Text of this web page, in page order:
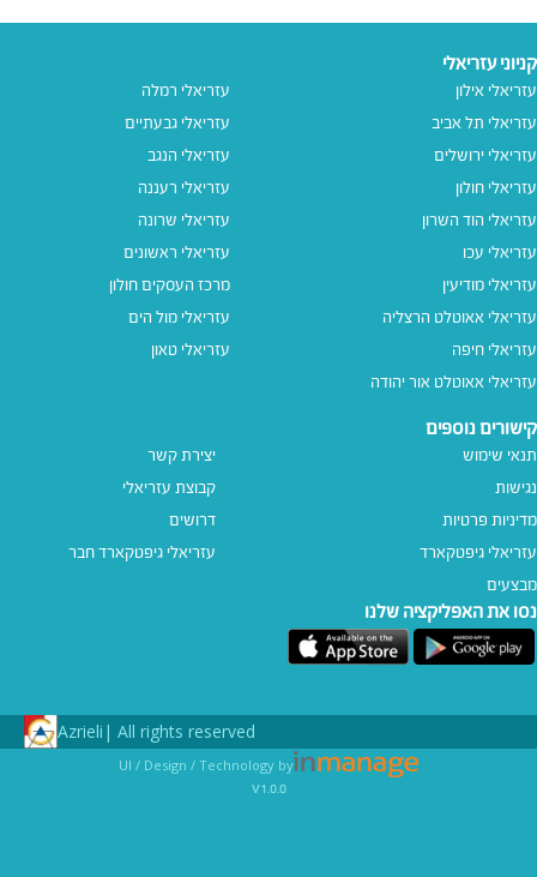
קניוני עזריאלי
עזריאלי אילון
עזריאלי תל אביב
עזריאלי ירושלים
עזריאלי חולון
עזריאלי הוד השרון
עזריאלי עכו
עזריאלי מודיעין
עזריאלי אאוטלט הרצליה
עזריאלי חיפה
עזריאלי אאוטלט אור יהודה
עזריאלי רמלה
עזריאלי גבעתיים
עזריאלי הנגב
עזריאלי רעננה
עזריאלי שרונה
עזריאלי ראשונים
מרכז העסקים חולון
עזריאלי מול הים
עזריאלי טאון
קישורים נוספים
תנאי שימוש
נגישות
מדיניות פרטיות
עזריאלי גיפטקארד
מבצעים
יצירת קשר
קבוצת עזריאלי
דרושים
עזריאלי גיפטקארד חבר‎
נסו את האפליקציה שלנו
All rights reserved |
Azrieli
UI / Design / Technology by
v1.0.0